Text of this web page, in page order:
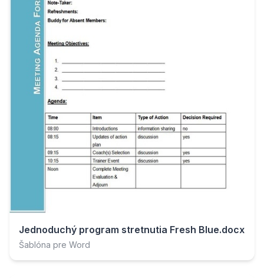
Jednoduchý program stretnutia Fresh Blue.docx
Šablóna pre Word